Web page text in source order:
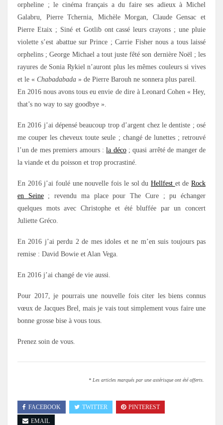
orpheline ; le cinéma français a du faire ses adieux à Michel
Galabru, Pierre Tchernia, Michèle Morgan, Claude Gensac et
Pierre Etaix ; Siné et Gotlib ont cassé leurs crayons ; une pluie
violette s’est abattue sur Prince ; Carrie Fisher nous a tous laissé
orphelins ; George Michael a tout juste fêté son dernière Noël ; les
rayures de Sonia Rykiel n’auront plus les mêmes couleurs si vives
et le « Chabadabada » de Pierre Barouh ne sonnera plus pareil.
En 2016 nous avons tous eu envie de dire à Leonard Cohen « Hey,
that’s no way to say goodbye ».
En 2016 j’ai dépensé beaucoup trop d’argent chez le dentiste ; osé
me couper les cheveux toute seule ; changé de lunettes ; retrouvé
l’un de mes premiers amours :la déco; quasi arrêté de manger de
la viande et du poisson et trop procrastiné.
En 2016 j’ai foulé une nouvelle fois le sol du Hellfest et deRock
en Seine; revendu ma place pour The Cure ; pu échanger
quelques mots avec Christophe et été bluffée par un concert
Juliette Gréco.
En 2016 j’ai perdu 2 de mes idoles et ne m’en suis toujours pas
remise : David Bowie et Alan Vega.
En 2016 j’ai changé de vie aussi.
Pour 2017, je pourrais une nouvelle fois citer les biens connus
vœux de Jacques Brel, mais je vais tout simplement vous faire une
bonne grosse bise à vous tous.
Prenez soin de vous.
* Les articles marqués par une astérisque ont été offerts.
FACEBOOK TWITTER
PINTEREST
EMAIL